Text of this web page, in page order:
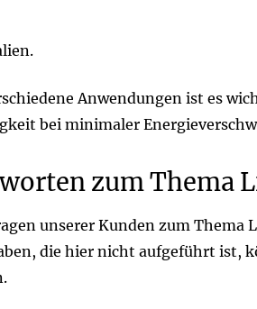
Anwendungen ist es
bei minimaler
zum Thema
unserer Kunden zum Thema
die hier nicht aufgeführt ist,